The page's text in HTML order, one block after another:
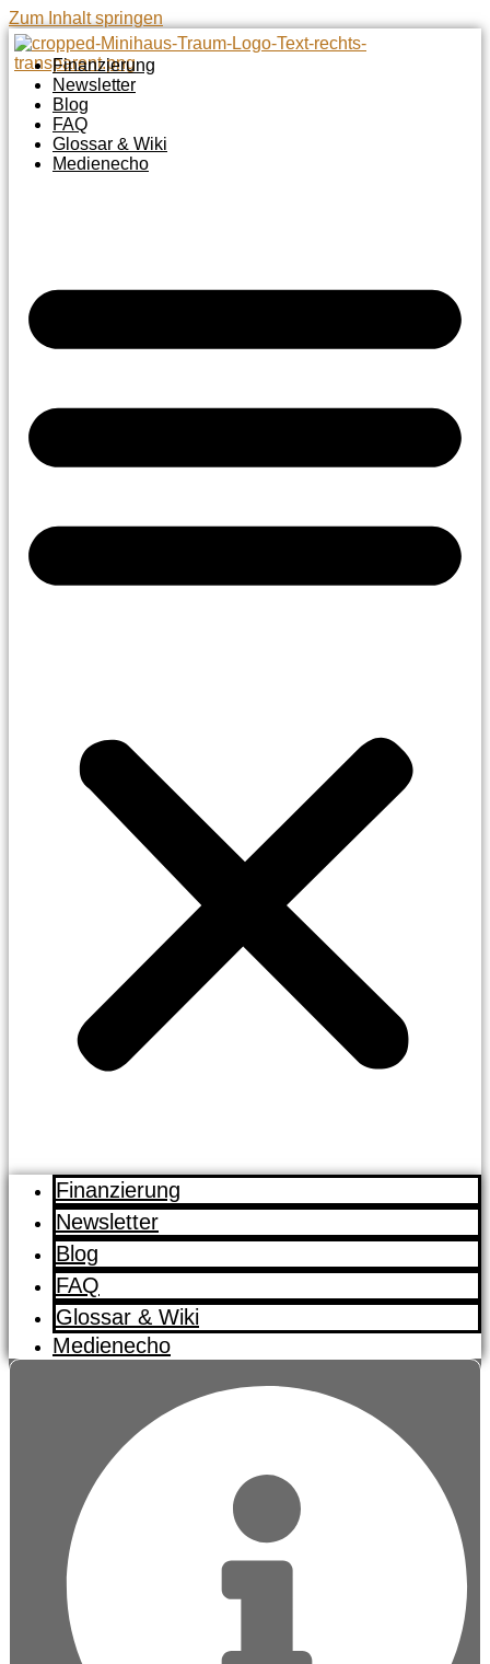
Zum Inhalt springen
Finanzierung
Newsletter
Blog
FAQ
Glossar & Wiki
Medienecho
Finanzierung
Newsletter
Blog
FAQ
Glossar & Wiki
Medienecho